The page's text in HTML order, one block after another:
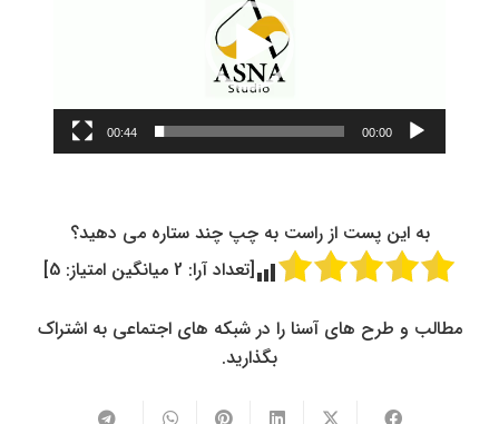
00:00
00:44
به این پست از راست به چپ چند ستاره می دهید؟
[تعداد آرا: 2 میانگین امتیاز: 5
]
مطالب و طرح های آسنا را در شبکه های اجتماعی به اشتراک
بگذارید.